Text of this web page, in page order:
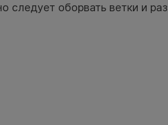
следует оборвать ветки и